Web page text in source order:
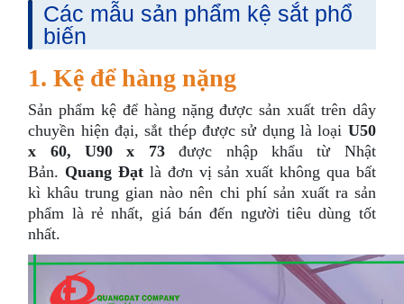
Các mẫu sản phẩm kệ sắt phổ
biến
1. Kệ để hàng nặng
Sản phẩm kệ để hàng nặng được sản xuất trên dây
chuyền hiện đại, sắt thép được sử dụng là loại U50
x 60, U90 x 73được nhập khẩu từ Nhật
Bản. Quang Đạt là đơn vị sản xuất không qua bất
kì khâu trung gian nào nên chi phí sản xuất ra sản
phẩm là rẻ nhất, giá bán đến người tiêu dùng tốt
nhất.